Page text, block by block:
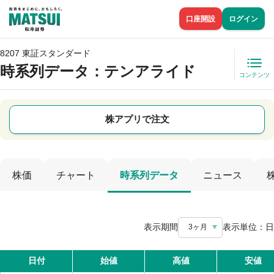
口座開設 ログイン
8207 東証スタンダード
時系列データ ：テンアライド コンテンツ
株アプリで注文
株価 チャート 時系列データ ニュース
表示期間 3ヶ月 表示単位： 日
日付 始値 高値 安値